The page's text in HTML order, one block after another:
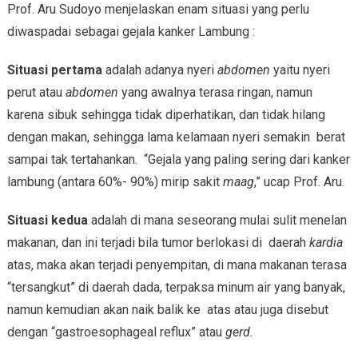
Prof. Aru Sudoyo menjelaskan enam situasi yang perlu
diwaspadai sebagai gejala kanker Lambung :
Situasi pertama adalah adanya nyeri abdomen yaitu nyeri
perut atau abdomen yang awalnya terasa ringan, namun
karena sibuk sehingga tidak diperhatikan, dan tidak hilang
dengan makan, sehingga lama kelamaan nyeri semakin berat
sampai tak tertahankan. “Gejala yang paling sering dari kanker
lambung (antara 60%- 90%) mirip sakit maag,” ucap Prof. Aru.
Situasi kedua adalah di mana seseorang mulai sulit menelan
makanan, dan ini terjadi bila tumor berlokasi di daerah kardia
atas, maka akan terjadi penyempitan, di mana makanan terasa
“tersangkut” di daerah dada, terpaksa minum air yang banyak,
namun kemudian akan naik balik ke atas atau juga disebut
dengan “gastroesophageal reflux” atau gerd.